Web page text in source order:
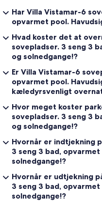
Har Villa Vistamar-6
opvarmet pool.
Hvad koster det at
sovepladser. 3 seng 3
og solnedgange!?
Er Villa Vistamar-6
opvarmet pool.
kæledyrsvenligt
Hvor meget koster
sovepladser. 3 seng 3
og solnedgange!?
Hvornår er indtjekning
3 seng 3 bad,
solnedgange!?
Hvornår er udtjekning
3 seng 3 bad,
solnedgange!?